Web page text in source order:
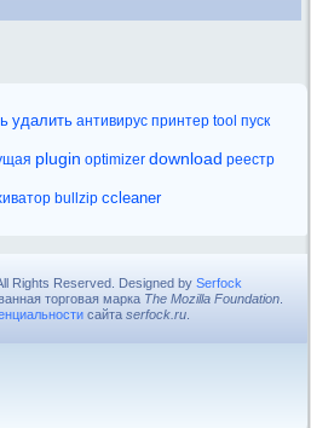
удалить антивирус принтер tool пуск
plugin optimizer download реестр
bullzip ccleaner
Rights Reserved. Designed by Serfock
торговая марка The Mozilla Foundation
сайта serfock.ru